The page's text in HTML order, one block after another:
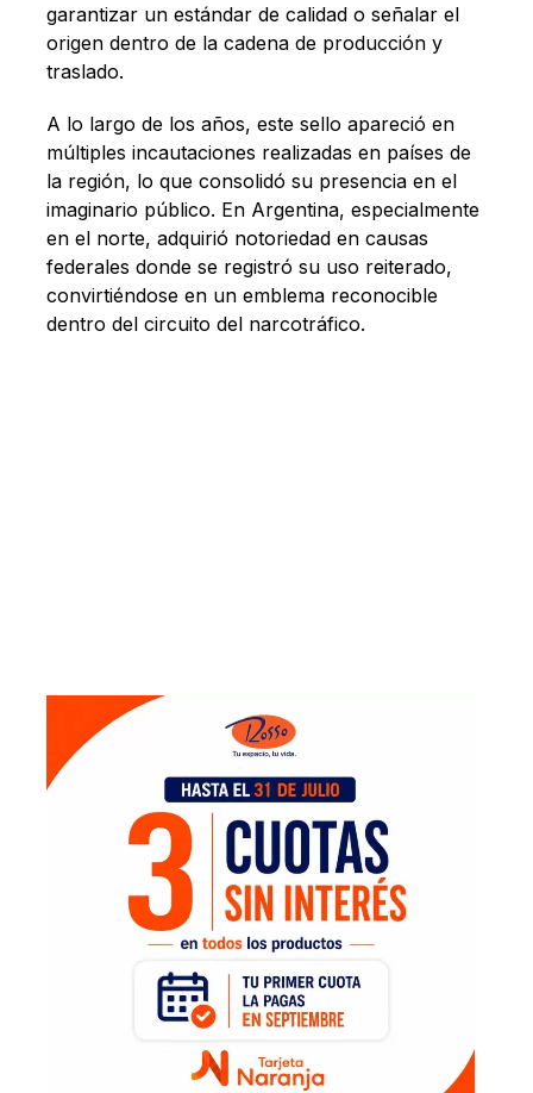
garantizar un estándar de calidad o señalar el
origen dentro de la cadena de producción y
traslado.
A lo largo de los años, este sello apareció en
múltiples incautaciones realizadas en países de
la región, lo que consolidó su presencia en el
imaginario público. En Argentina, especialmente
en el norte, adquirió notoriedad en causas
federales donde se registró su uso reiterado,
convirtiéndose en un emblema reconocible
dentro del circuito del narcotráfico.